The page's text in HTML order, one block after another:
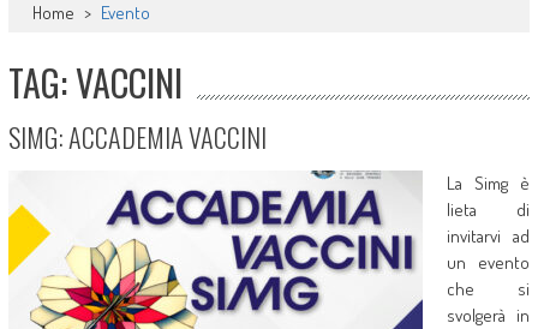
Home > Evento
TAG: VACCINI
SIMG: ACCADEMIA VACCINI
La Simg è
lieta di
invitarvi ad
un evento
che si
svolgerà in